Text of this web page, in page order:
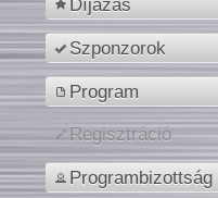
Díjazás
Szponzorok
Program
Regisztráció
Programbizottság